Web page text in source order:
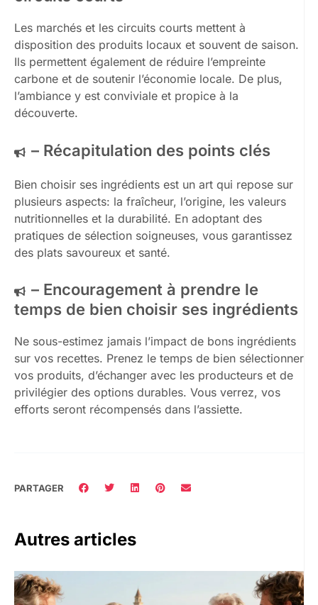
Les marchés et les circuits courts mettent à
disposition des produits locaux et souvent de saison.
Ils permettent également de réduire l’empreinte
carbone et de soutenir l’économie locale. De plus,
l’ambiance y est conviviale et propice à la
découverte.
– Récapitulation des points clés
Bien choisir ses ingrédients est un art qui repose sur
plusieurs aspects: la fraîcheur, l’origine, les valeurs
nutritionnelles et la durabilité. En adoptant des
pratiques de sélection soigneuses, vous garantissez
des plats savoureux et santé.
– Encouragement à prendre le
temps de bien choisir ses ingrédients
Ne sous-estimez jamais l’impact de bons ingrédients
sur vos recettes. Prenez le temps de bien sélectionner
vos produits, d’échanger avec les producteurs et de
privilégier des options durables. Vous verrez, vos
efforts seront récompensés dans l’assiette.
PARTAGER
Autres articles